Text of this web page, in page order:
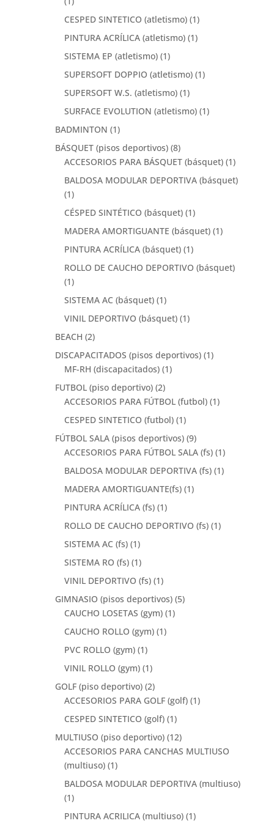
CESPED SINTETICO (atletismo) (1)
PINTURA ACRÍLICA (atletismo) (1)
SISTEMA EP (atletismo) (1)
SUPERSOFT DOPPIO (atletismo) (1)
SUPERSOFT W.S. (atletismo) (1)
SURFACE EVOLUTION (atletismo) (1)
BADMINTON (1)
BÁSQUET (pisos deportivos) (8)
ACCESORIOS PARA BÁSQUET (básquet) (1)
BALDOSA MODULAR DEPORTIVA (básquet)
(1)
CÉSPED SINTÉTICO (básquet) (1)
MADERA AMORTIGUANTE (básquet) (1)
PINTURA ACRÍLICA (básquet) (1)
ROLLO DE CAUCHO DEPORTIVO (básquet)
(1)
SISTEMA AC (básquet) (1)
VINIL DEPORTIVO (básquet) (1)
BEACH (2)
DISCAPACITADOS (pisos deportivos) (1)
MF-RH (discapacitados) (1)
FUTBOL (piso deportivo) (2)
ACCESORIOS PARA FÚTBOL (futbol) (1)
CESPED SINTETICO (futbol) (1)
FÚTBOL SALA (pisos deportivos) (9)
ACCESORIOS PARA FÚTBOL SALA (fs) (1)
BALDOSA MODULAR DEPORTIVA (fs) (1)
MADERA AMORTIGUANTE(fs) (1)
PINTURA ACRÍLICA (fs) (1)
ROLLO DE CAUCHO DEPORTIVO (fs) (1)
SISTEMA AC (fs) (1)
SISTEMA RO (fs) (1)
VINIL DEPORTIVO (fs) (1)
GIMNASIO (pisos deportivos) (5)
CAUCHO LOSETAS (gym) (1)
CAUCHO ROLLO (gym) (1)
PVC ROLLO (gym) (1)
VINIL ROLLO (gym) (1)
GOLF (piso deportivo) (2)
ACCESORIOS PARA GOLF (golf) (1)
CESPED SINTETICO (golf) (1)
MULTIUSO (piso deportivo) (12)
ACCESORIOS PARA CANCHAS MULTIUSO
(multiuso) (1)
BALDOSA MODULAR DEPORTIVA (multiuso)
(1)
PINTURA ACRILICA (multiuso) (1)